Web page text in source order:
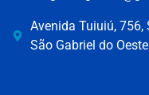
Avenida Tuiuiú, 756,
São Gabriel do